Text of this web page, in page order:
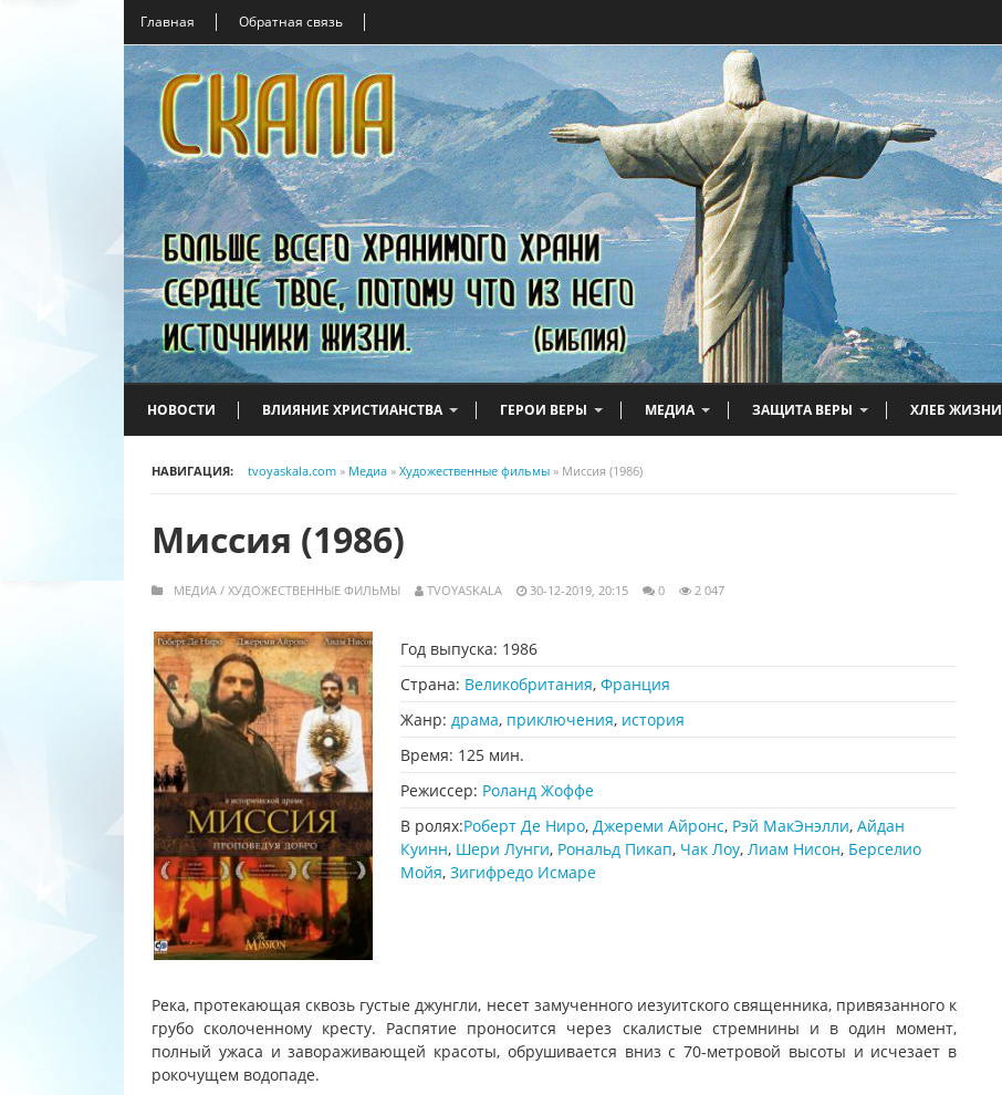
Главная Обратная связь
НОВОСТИ ВЛИЯНИЕ ХРИСТИАНСТВА ГЕРОИ ВЕРЫ МЕДИА ЗАЩИТА ВЕРЫ ХЛЕБ ЖИЗНИ
НАВИГАЦИЯ: tvoyaskala.com » Медиа » Художественные фильмы » Миссия (1986)
Миссия (1986)
МЕДИА / ХУДОЖЕСТВЕННЫЕ ФИЛЬМЫ TVOYASKALA 30-12-2019, 20:15 0 2 047
Год выпуска: 1986
Страна: Великобритания, Франция
Жанр: драма, приключения, история
Время: 125 мин.
Режиссер: Роланд Жоффе
В ролях:Роберт Де Ниро, Джереми Айронс, Рэй МакЭнэлли, Айдан
Куинн, Шери Лунги, Рональд Пикап, Чак Лоу, Лиам Нисон, Берселио
Мойя, Зигифредо Исмаре
Река, протекающая сквозь густые джунгли, несет замученного иезуитского священника, привязанного к
грубо сколоченному кресту. Распятие проносится через скалистые стремнины и в один момент,
полный ужаса и завораживающей красоты, обрушивается вниз с 70-метровой высоты и исчезает в
рокочущем водопаде.